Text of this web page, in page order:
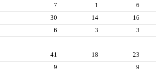
7 1 6
30 14 16
6 3 3
41 18 23
9 9